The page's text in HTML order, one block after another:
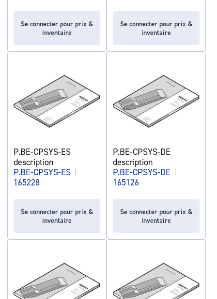
Se connecter pour prix &
inventaire
Se connecter pour prix &
inventaire
P.BE-CPSYS-ES
description
P.BE-CPSYS-ES |
165228
Se connecter pour prix &
inventaire
P.BE-CPSYS-DE
description
P.BE-CPSYS-DE |
165126
Se connecter pour prix &
inventaire